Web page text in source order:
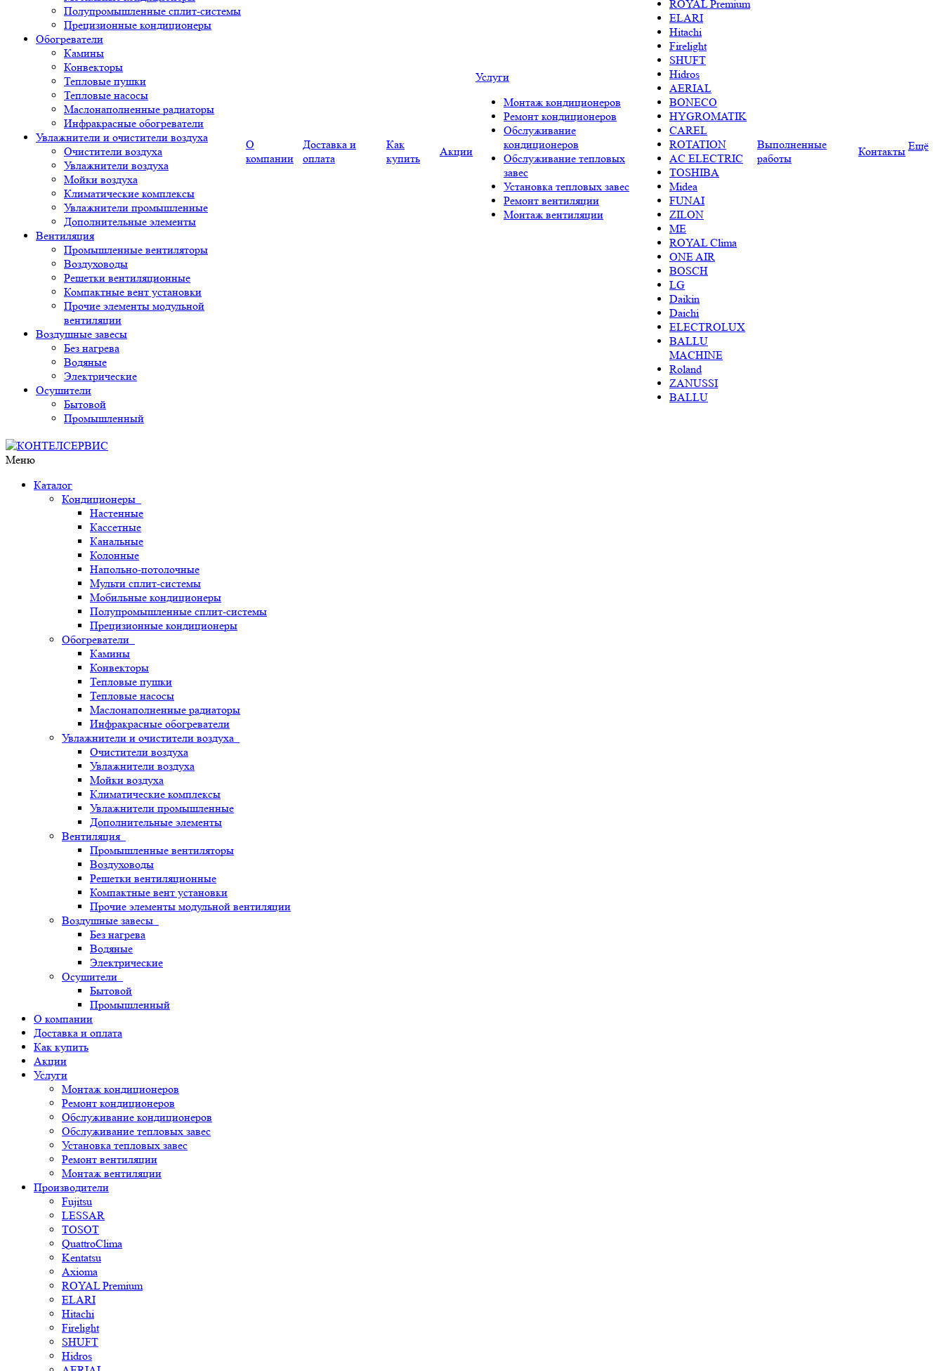
Полупромышленные сплит-системы
Прецизионные кондиционеры
Обогреватели
Камины
Конвекторы
Тепловые пушки
Тепловые насосы
Маслонаполненные радиаторы
Инфракрасные обогреватели
Увлажнители и очистители воздуха
Очистители воздуха
Увлажнители воздуха
Мойки воздуха
Климатические комплексы
Увлажнители промышленные
Дополнительные элементы
Вентиляция
Промышленные вентиляторы
Воздуховоды
Решетки вентиляционные
Компактные вент установки
Прочие элементы модульной
вентиляции
Воздушные завесы
Без нагрева
Водяные
Электрические
Осушители
Бытовой
Промышленный
О
компании
Доставка и
оплата
Как
купить
Акции
Услуги
Монтаж кондиционеров
Ремонт кондиционеров
Обслуживание
кондиционеров
Обслуживание тепловых
завес
Установка тепловых завес
Ремонт вентиляции
Монтаж вентиляции
ROYAL Premium
ELARI
Hitachi
Firelight
SHUFT
Hidros
AERIAL
BONECO
HYGROMATIK
CAREL
ROTATION
AC ELECTRIC
TOSHIBA
Midea
FUNAI
ZILON
ME
ROYAL Clima
ONE AIR
BOSCH
LG
Daikin
Daichi
ELECTROLUX
BALLU
MACHINE
Roland
ZANUSSI
BALLU
Выполненные
работы
Контакты Ещё
Меню
Каталог
Кондиционеры
Настенные
Кассетные
Канальные
Колонные
Напольно-потолочные
Мульти сплит-системы
Мобильные кондиционеры
Полупромышленные сплит-системы
Прецизионные кондиционеры
Обогреватели
Камины
Конвекторы
Тепловые пушки
Тепловые насосы
Маслонаполненные радиаторы
Инфракрасные обогреватели
Увлажнители и очистители воздуха
Очистители воздуха
Увлажнители воздуха
Мойки воздуха
Климатические комплексы
Увлажнители промышленные
Дополнительные элементы
Вентиляция
Промышленные вентиляторы
Воздуховоды
Решетки вентиляционные
Компактные вент установки
Прочие элементы модульной вентиляции
Воздушные завесы
Без нагрева
Водяные
Электрические
Осушители
Бытовой
Промышленный
О компании
Доставка и оплата
Как купить
Акции
Услуги
Монтаж кондиционеров
Ремонт кондиционеров
Обслуживание кондиционеров
Обслуживание тепловых завес
Установка тепловых завес
Ремонт вентиляции
Монтаж вентиляции
Производители
Fujitsu
LESSAR
TOSOT
QuattroClima
Kentatsu
Axioma
ROYAL Premium
ELARI
Hitachi
Firelight
SHUFT
Hidros